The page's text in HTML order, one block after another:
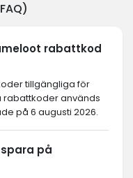
rabattkod
tillgängliga för
rabattkoder används
på 6 augusti 2026.
på